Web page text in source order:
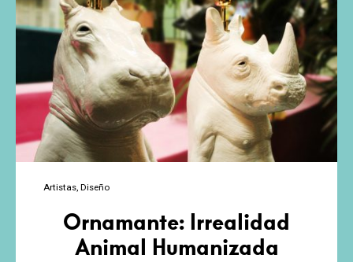
peta
en
Kickstarter
Artistas Diseño
Ornamante: Irrealidad
Animal Humanizada